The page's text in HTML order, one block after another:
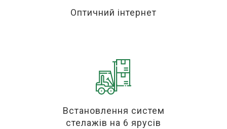
Оптичний інтернет
Встановлення систем
стелажів на 6 ярусів